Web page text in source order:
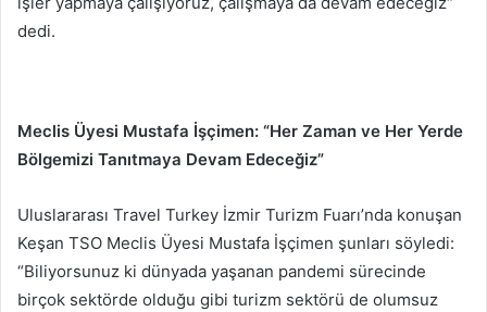
dedi.
Meclis Üyesi Mustafa İşçimen: “Her Zaman ve Her Yerde
Bölgemizi Tanıtmaya Devam Edeceğiz”
Uluslararası Travel Turkey İzmir Turizm Fuarı’nda konuşan
Keşan TSO Meclis Üyesi Mustafa İşçimen şunları söyledi:
“Biliyorsunuz ki dünyada yaşanan pandemi sürecinde
birçok sektörde olduğu gibi turizm sektörü de olumsuz